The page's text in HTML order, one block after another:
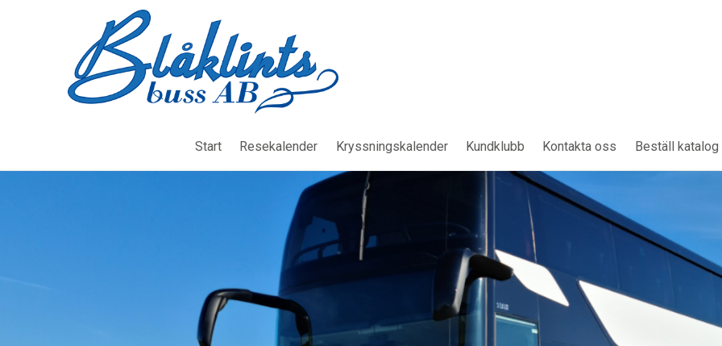
Start Resekalender Kryssningskalender Kundklubb Kontakta oss Beställ katalog